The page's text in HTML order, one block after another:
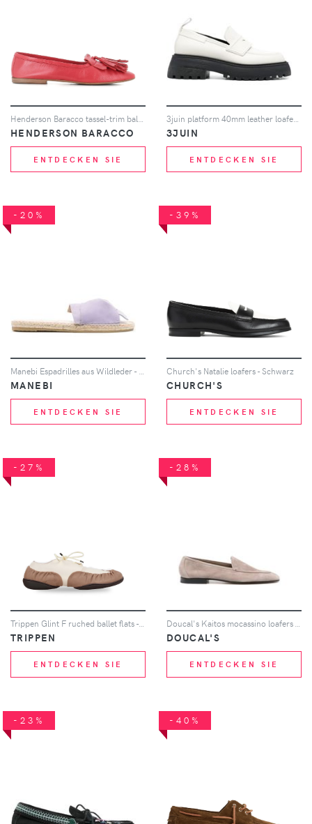
HENDERSON BARACCO
ENTDECKEN SIE
3JUIN
ENTDECKEN SIE
-20%
Manebi Espadrilles aus Wildleder - Violett
MANEBI
ENTDECKEN SIE
-39%
Church's Natalie loafers - Schwarz
CHURCH'S
ENTDECKEN SIE
-27%
Trippen Glint F ruched ballet flats - Nude
TRIPPEN
ENTDECKEN SIE
-28%
Doucal's Kaitos mocassino loafers - Grau
DOUCAL'S
ENTDECKEN SIE
-23% -40%